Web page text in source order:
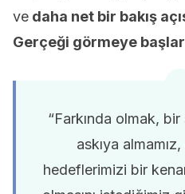
ve daha net bir bakış
Gerçeği görmeye
“Farkında olmak, bir
askıya
hedeflerimizi bir